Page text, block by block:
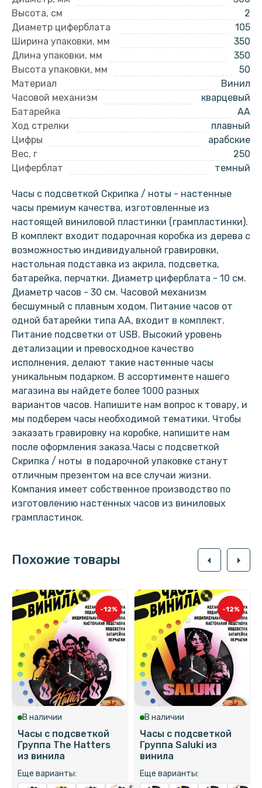
Высота, см
2
Диаметр циферблата
105
Ширина упаковки, мм
350
Длина упаковки, мм
350
Высота упаковки, мм
50
Материал
Винил
Часовой механизм
кварцевый
Батарейка
AA
Ход стрелки
плавный
Цифры
арабские
Вес, г
250
Циферблат
темный
Часы с подсветкой Скрипка / ноты - настенные
часы премиум качества, изготовленные из
настоящей виниловой пластинки (грампластинки).
В комплект входит подарочная коробка из дерева с
возможностью индивидуальной гравировки,
настольная подставка из акрила, подсветка,
батарейка, перчатки. Диаметр циферблата - 10 см.
Диаметр часов - 30 см. Часовой механизм
бесшумный с плавным ходом. Питание часов от
одной батарейки типа АА, входит в комплект.
Питание подсветки от USB. Высокий уровень
детализации и превосходное качество
исполнения, делают такие настенные часы
уникальным подарком. В ассортименте нашего
магазина вы найдете более 1000 разных
вариантов часов. Напишите нам вопрос к товару, и
мы подберем часы необходимой тематики. Чтобы
заказать гравировку на коробке, напишите нам
после оформления заказа.Часы с подсветкой
Скрипка / ноты в подарочной упаковке станут
отличным презентом на все случаи жизни.
Компания имеет собственное производство по
изготовлению настенных часов из виниловых
грампластинок.
Похожие товары arrow_left arrow_right
-12%
В наличии
Часы с подсветкой
Группа The Hatters
из винила
Еще варианты:
-12%
В наличии
Часы с подсветкой
Группа Saluki из
винила
Еще варианты: